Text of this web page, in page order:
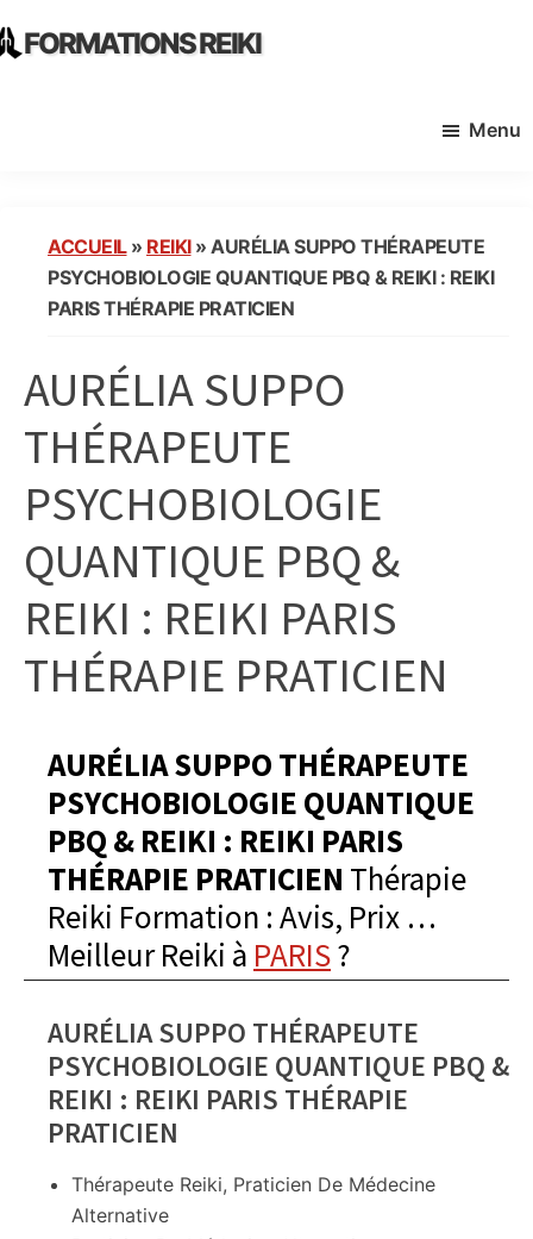
to
to FORMATIONS REIKI
France
Menu
ACCUEIL» REIKI» AURÉLIA SUPPO THÉRAPEUTE
PSYCHOBIOLOGIE QUANTIQUE PBQ & REIKI : REIKI
PARIS THÉRAPIE PRATICIEN
AURÉLIA SUPPO
THÉRAPEUTE
PSYCHOBIOLOGIE
QUANTIQUE PBQ &
REIKI : REIKI PARIS
THÉRAPIE PRATICIEN
AURÉLIA SUPPO THÉRAPEUTE
PSYCHOBIOLOGIE QUANTIQUE
PBQ & REIKI : REIKI PARIS
THÉRAPIE PRATICIEN Thérapie
Reiki Formation : Avis, Prix …
Meilleur Reiki à PARIS?
AURÉLIA SUPPO THÉRAPEUTE
PSYCHOBIOLOGIE QUANTIQUE PBQ &
REIKI : REIKI PARIS THÉRAPIE
PRATICIEN
Thérapeute Reiki, Praticien De Médecine
Alternative